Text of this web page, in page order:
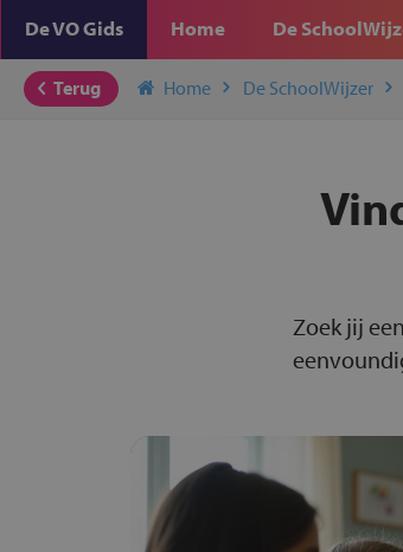
De VO Gids Home De
Terug Home De SchoolWijzer
Zoek jij